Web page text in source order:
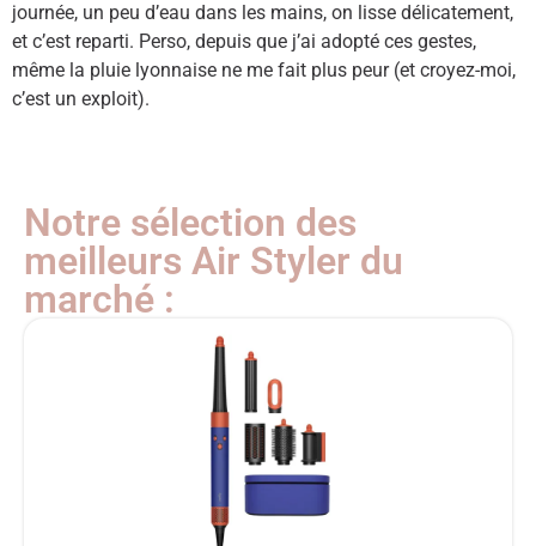
journée, un peu d’eau dans les mains, on lisse délicatement,
et c’est reparti. Perso, depuis que j’ai adopté ces gestes,
même la pluie lyonnaise ne me fait plus peur (et croyez-moi,
c’est un exploit).
Notre sélection des
meilleurs Air Styler du
marché :